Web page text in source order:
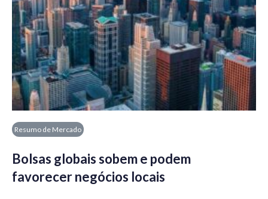
Resumo de Mercado
Bolsas globais sobem e podem
favorecer negócios locais